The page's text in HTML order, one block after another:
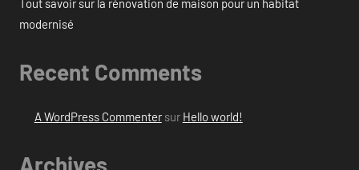
Tout savoir sur la rénovation de maison pour un habitat
modernisé
Recent Comments
A WordPress Commentersur Hello world!
Archives